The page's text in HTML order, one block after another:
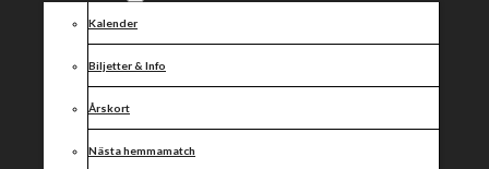
Kalender
Biljetter & Info
Årskort
Nästa hemmamatch